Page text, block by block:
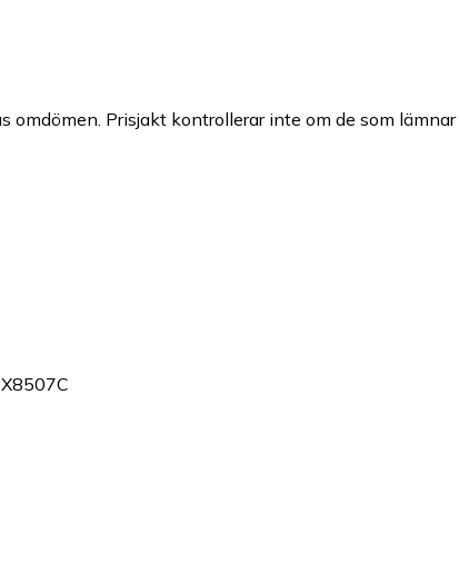
omdömen. Prisjakt kontrollerar inte om de som